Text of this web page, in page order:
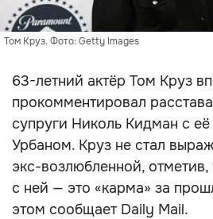
Том Круз. Фото: Getty Images
63-летний актёр Том Круз
прокомментировал
супруги Николь Кидман с
Урбаном. Круз не стал
экс-возлюбленной,
с ней — это «карма» за
этом сообщает Daily Mail.